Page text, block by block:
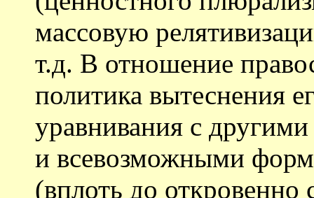
массовую
т.д. В отношение
политика вытеснения
уравнивания с
и всевозможными
(вплоть до откровенно